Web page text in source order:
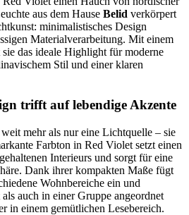
aus dem Hause Belid verkörpert
minimalistisches Design
Materialverarbeitung. Mit einem
das ideale Highlight für moderne
Stil und einer klaren
trifft auf lebendige Akzente
mehr als nur eine Lichtquelle – sie
Farbton in Red Violet setzt einen
Interieurs und sorgt für eine
Dank ihrer kompakten Maße fügt
Wohnbereiche ein und
auch in einer Gruppe angeordnet
in einem gemütlichen Lesebereich.